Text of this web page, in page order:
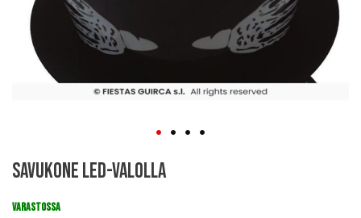
to
beginning
Savukone LED-valolla
VARASTOSSA